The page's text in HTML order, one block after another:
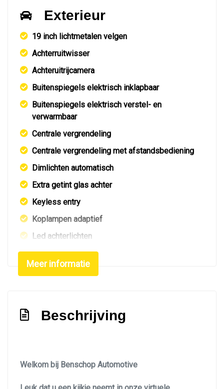
Exterieur
19 inch lichtmetalen velgen
Achterruitwisser
Achteruitrijcamera
Buitenspiegels elektrisch inklapbaar
Buitenspiegels elektrisch verstel- en
verwarmbaar
Centrale vergrendeling
Centrale vergrendeling met afstandsbediening
Dimlichten automatisch
Extra getint glas achter
Keyless entry
Koplampen adaptief
Led achterlichten
Led dagrijverlichting
Led koplampen
Mistlampen voor
Meer informatie
Beschrijving
Welkom bij Benschop Automotive